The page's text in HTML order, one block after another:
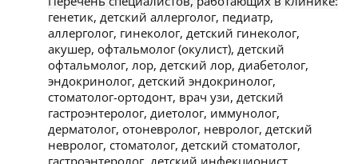
генетик, детский аллерголог, педиатр,
аллерголог, гинеколог, детский гинеколог,
акушер, офтальмолог (окулист), детский
офтальмолог, лор, детский лор, диабетолог,
эндокринолог, детский эндокринолог,
стоматолог-ортодонт, врач узи, детский
гастроэнтеролог, диетолог, иммунолог,
дерматолог, отоневролог, невролог, детский
невролог, стоматолог, детский стоматолог,
гастроэнтеролог, детский инфекционист,